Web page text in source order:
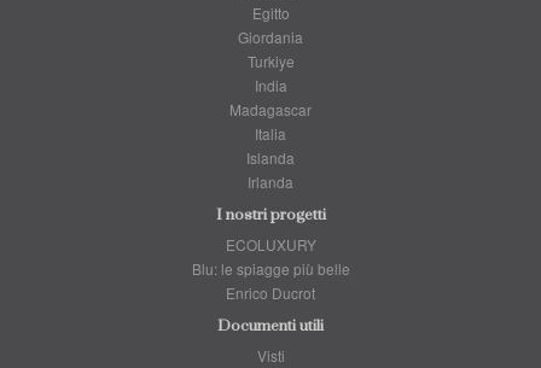
Egitto
Giordania
Turkiye
India
Madagascar
Italia
Islanda
Irlanda
I nostri progetti
ECOLUXURY
Blu: le spiagge più belle
Enrico Ducrot
Documenti utili
Visti